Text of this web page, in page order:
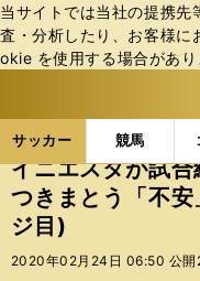
当サイトでは当社の提携先
査・分析したり、お客様に
okie を使⽤する場合があ
サッカー 競馬
ス
ポ
ル
テ
ー
サッカーの記事一
イニエスタが試
つきまとう「不
ジ目)
2020年02月24日 06:50 公開